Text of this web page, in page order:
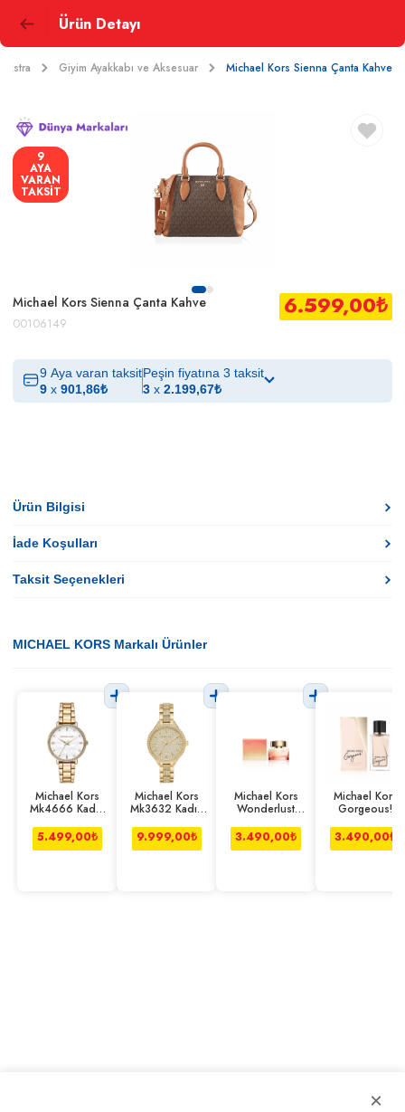
Ürün Detayı
Ekstra Giyim Ayakkabı ve Aksesuar Michael Kors Sienna Çanta Kahve
9
AYA
VARAN
TAKSİT
Michael Kors Sienna Çanta Kahve
00106149
6.599,00₺
9 Aya varan taksit
9 x 901,86₺
Peşin fiyatına 3 taksit
3 x 2.199,67₺
Ürün Bilgisi
İade Koşulları
Taksit Seçenekleri
MICHAEL KORS Markalı Ürünler
Michael Kors
Mk4666 Kadın
5.499,00₺
Michael Kors
Mk3632 Kadın
9.999,00₺
Michael Kors
Wonderlust
Ml
3.490,00₺
Michael Kors
Gorgeous!
Ml
3.490,00₺
×